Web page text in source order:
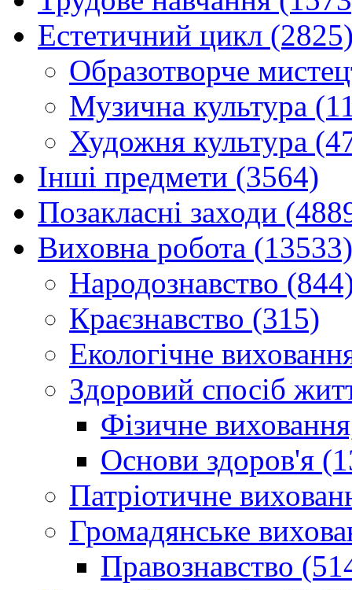
Естетичний цикл
Образотворче
Музична культура
Художня культура
Інші предмети (3564)
Позакласні заходи
Виховна робота (13533)
Народознавство
Краєзнавство (315)
Екологічне
Здоровий спосіб
Фізичне
Основи здоров'я
Патріотичне
Громадянське
Правознавство